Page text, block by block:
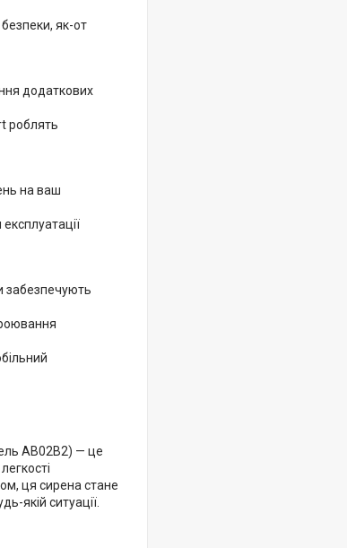
як-от
додаткових
роблять
на ваш
забезпечують
AB02B2) — це
ця сирена стане
якій ситуації.